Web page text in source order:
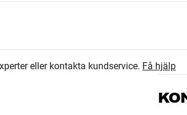
eller kontakta kundservice. Få hjälp